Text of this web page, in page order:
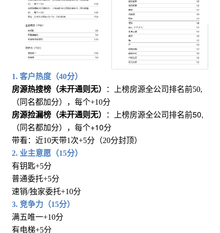
1. 客户热度（40分）
房源热搜榜（未开通则无）
：上榜房源全公司排名前50,
（同名都加分），每个+10分
房源捡漏榜 （未开通则无） ：上榜房源全公司排名前50,
（同名都加分），每个+10分
带看：近10天带1次+5分（20分封顶）
2. 业主意愿（15分）
有钥匙+5分
普通委托+5分
速销/独家委托+10分
3. 竞争力（15分）
满五唯一+10分
有电梯+5分